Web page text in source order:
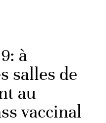
à
salles de
au
vaccinal